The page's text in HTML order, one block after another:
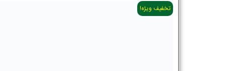
تخفیف ویژه!